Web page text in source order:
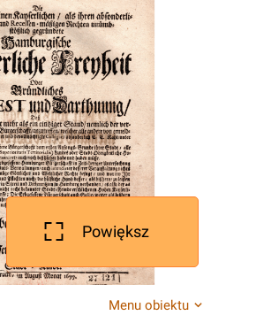
Powiększ
Menu obiektu